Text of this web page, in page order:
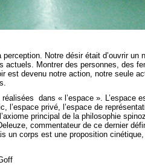
Notre désir était d’ouvrir
Montrer des personnes, des
est devenu notre action, notre seule
dans « l’espace ». L’espace
l’espace privé, l’espace de
principal de la philosophie
commentateur de ce dernier
un corps est une proposition